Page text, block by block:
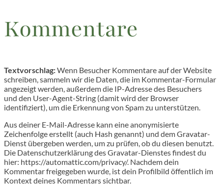
Kommentare
Textvorschlag:Wenn Besucher Kommentare auf der Website
schreiben, sammeln wir die Daten, die im Kommentar-Formular
angezeigt werden, außerdem die IP-Adresse des Besuchers
und den User-Agent-String (damit wird der Browser
identifiziert), um die Erkennung von Spam zu unterstützen.
Aus deiner E-Mail-Adresse kann eine anonymisierte
Zeichenfolge erstellt (auch Hash genannt) und dem Gravatar-
Dienst übergeben werden, um zu prüfen, ob du diesen benutzt.
Die Datenschutzerklärung des Gravatar-Dienstes findest du
hier: https://automattic.com/privacy/. Nachdem dein
Kommentar freigegeben wurde, ist dein Profilbild öffentlich im
Kontext deines Kommentars sichtbar.